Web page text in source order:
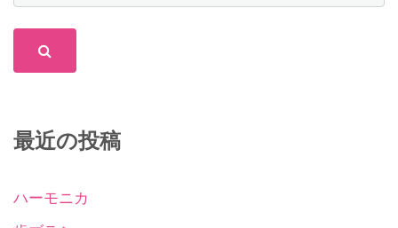
最近の投稿
ハーモニカ